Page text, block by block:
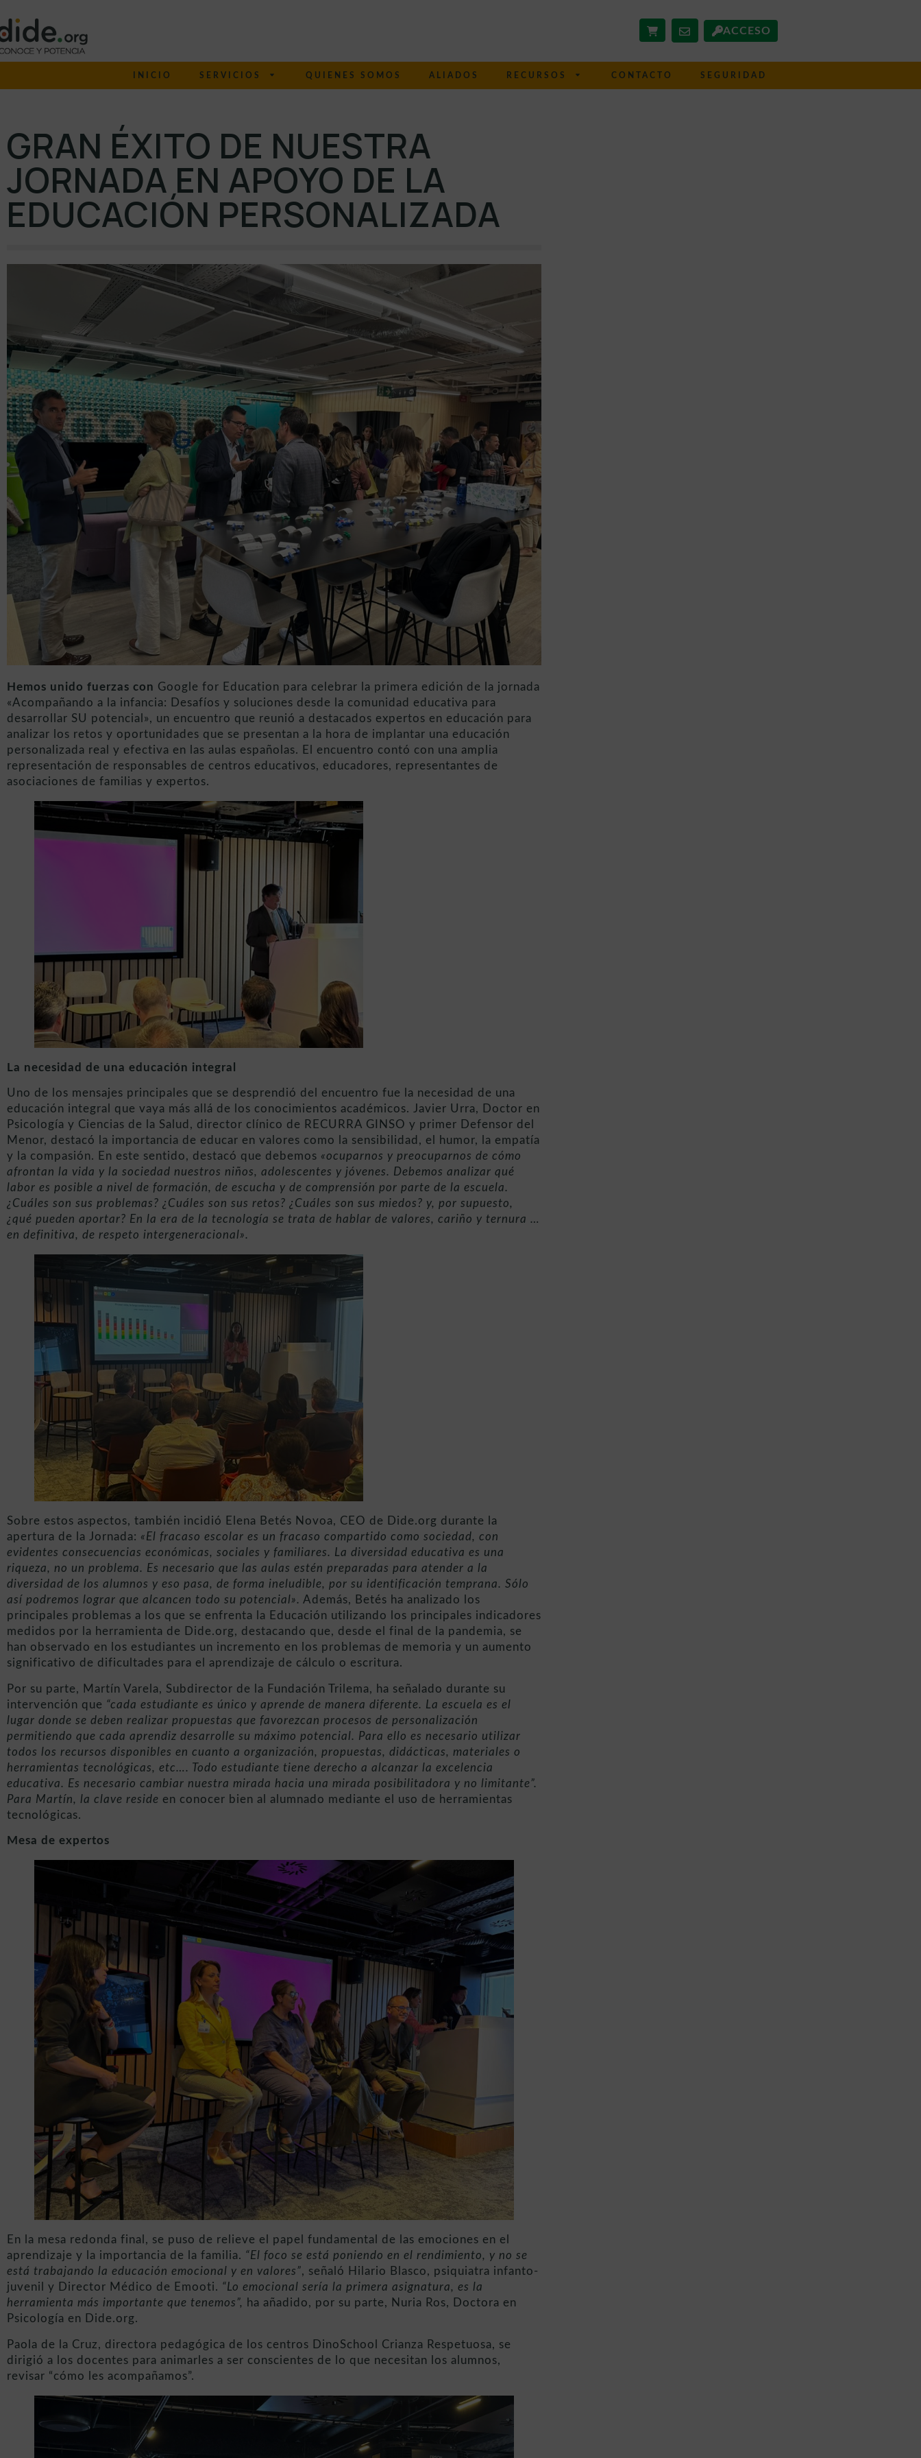
ACCESO
INICIO SERVICIOS QUIENES SOMOS ALIADOS RECURSOS CONTACTO SEGURIDAD
GRAN ÉXITO DE NUESTRA
JORNADA EN APOYO DE LA
EDUCACIÓN PERSONALIZADA
Hemos unido fuerzas con Google for Education para celebrar la primera edición de la jornada
«Acompañando a la infancia: Desafíos y soluciones desde la comunidad educativa para
desarrollar SU potencial», un encuentro que reunió a destacados expertos en educación para
analizar los retos y oportunidades que se presentan a la hora de implantar una educación
personalizada real y efectiva en las aulas españolas. El encuentro contó con una amplia
representación de responsables de centros educativos, educadores, representantes de
asociaciones de familias y expertos.
La necesidad de una educación integral
Uno de los mensajes principales que se desprendió del encuentro fue la necesidad de una
educación integral que vaya más allá de los conocimientos académicos. Javier Urra, Doctor en
Psicología y Ciencias de la Salud, director clínico de RECURRA GINSO y primer Defensor del
Menor, destacó la importancia de educar en valores como la sensibilidad, el humor, la empatía
y la compasión. En este sentido, destacó que debemos «ocuparnos y preocuparnos de cómo
afrontan la vida y la sociedad nuestros niños, adolescentes y jóvenes. Debemos analizar qué
labor es posible a nivel de formación, de escucha y de comprensión por parte de la escuela.
¿Cuáles son sus problemas? ¿Cuáles son sus retos? ¿Cuáles son sus miedos? y, por supuesto,
¿qué pueden aportar? En la era de la tecnología se trata de hablar de valores, cariño y ternura …
en definitiva, de respeto intergeneracional».
Sobre estos aspectos, también incidió Elena Betés Novoa, CEO de Dide.org durante la
apertura de la Jornada: «El fracaso escolar es un fracaso compartido como sociedad, con
evidentes consecuencias económicas, sociales y familiares. La diversidad educativa es una
riqueza, no un problema. Es necesario que las aulas estén preparadas para atender a la
diversidad de los alumnos y eso pasa, de forma ineludible, por su identificación temprana. Sólo
así podremos lograr que alcancen todo su potencial». Además, Betés ha analizado los
principales problemas a los que se enfrenta la Educación utilizando los principales indicadores
medidos por la herramienta de Dide.org, destacando que, desde el final de la pandemia, se
han observado en los estudiantes un incremento en los problemas de memoria y un aumento
significativo de dificultades para el aprendizaje de cálculo o escritura.
Por su parte, Martín Varela, Subdirector de la Fundación Trilema, ha señalado durante su
intervención que “cada estudiante es único y aprende de manera diferente. La escuela es el
lugar donde se deben realizar propuestas que favorezcan procesos de personalización
permitiendo que cada aprendiz desarrolle su máximo potencial. Para ello es necesario utilizar
todos los recursos disponibles en cuanto a organización, propuestas, didácticas, materiales o
herramientas tecnológicas, etc…. Todo estudiante tiene derecho a alcanzar la excelencia
educativa. Es necesario cambiar nuestra mirada hacia una mirada posibilitadora y no limitante”.
Para Martín, la clave reside en conocer bien al alumnado mediante el uso de herramientas
tecnológicas.
Mesa de expertos
En la mesa redonda final, se puso de relieve el papel fundamental de las emociones en el
aprendizaje y la importancia de la familia. “El foco se está poniendo en el rendimiento, y no se
está trabajando la educación emocional y en valores”, señaló Hilario Blasco, psiquiatra infanto-
juvenil y Director Médico de Emooti. “Lo emocional sería la primera asignatura, es la
herramienta más importante que tenemos”,
ha añadido, por su parte, Nuria Ros, Doctora en
Psicología en Dide.org.
Paola de la Cruz, directora pedagógica de los centros DinoSchool Crianza Respetuosa, se
dirigió a los docentes para animarles a ser conscientes de lo que necesitan los alumnos,
revisar “cómo les acompañamos”.